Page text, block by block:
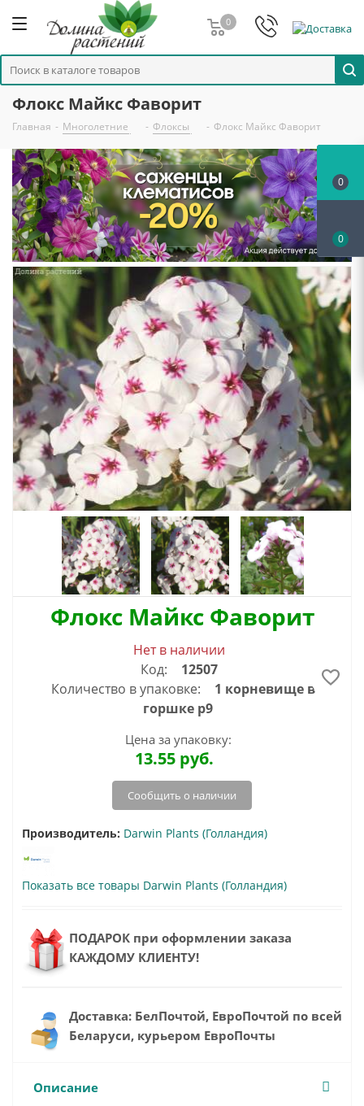
0
Флокс Майкс Фаворит
Главная - Многолетние - Флоксы - Флокс Майкс Фаворит
Флокс Майкс Фаворит
Нет в наличии
Код:
12507
Количество в упаковке:
1 корневище в
горшке р9
Цена за упаковку:
13.55руб.
Сообщить о наличии
Производитель: Darwin Plants (Голландия)
Показать все товары Darwin Plants (Голландия)
ПОДАРОК при оформлении заказа
КАЖДОМУ КЛИЕНТУ!
Доставка: БелПочтой, ЕвроПочтой по всей
Беларуси, курьером ЕвроПочты
Описание
0
0